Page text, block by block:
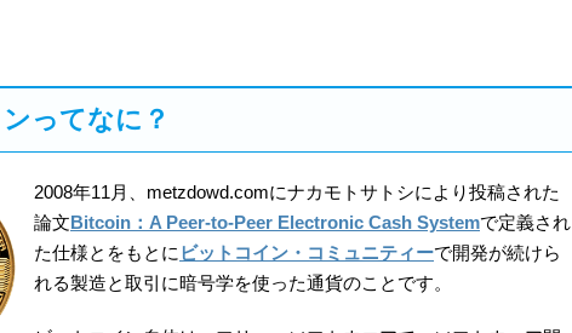
ってなに？
2008年11月、metzdowd.comにナカモトサトシにより投稿された
論文Bitcoin：A Peer-to-Peer Electronic Cash Systemで定義され
た仕様とをもとに ビットコイン・コミュニティーで開発が続けら
れる製造と取引に暗号学を使った通貨のことです。